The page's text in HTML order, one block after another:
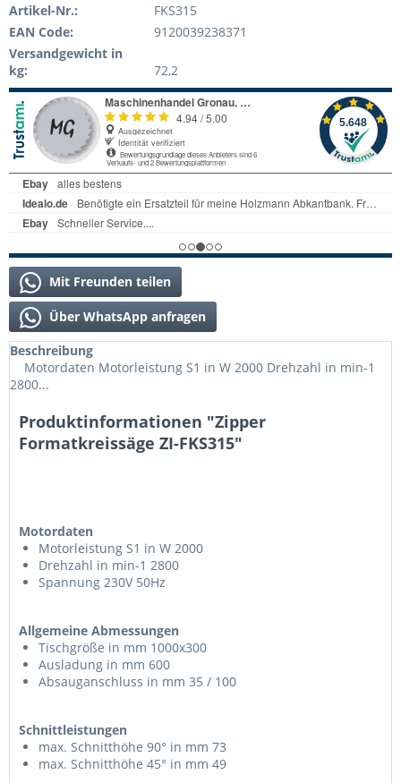
Artikel-Nr.:
FKS315
EAN Code:
9120039238371
Versandgewicht in
kg:
72,2
Mit Freunden teilen
Über WhatsApp anfragen
Beschreibung
Motordaten Motorleistung S1 in W 2000 Drehzahl in min-1
2800...
Produktinformationen "Zipper
Formatkreissäge ZI-FKS315"
Motordaten
Motorleistung S1 in W 2000
Drehzahl in min-1 2800
Spannung 230V 50Hz
Allgemeine Abmessungen
Tischgröße in mm 1000x300
Ausladung in mm 600
Absauganschluss in mm 35 / 100
Schnittleistungen
max. Schnitthöhe 90° in mm 73
max. Schnitthöhe 45° in mm 49